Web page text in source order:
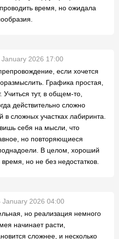
время, но ожидала
January 2026 17:00
если хочется
Графика простая,
тут, в общем-то,
действительно сложно
в сложных участках лабиринта.
себя на мысли, что
но повторяющиеся
В целом, хороший
время, но не без недостатков.
January 2026 04:00
но реализация немного
начинает расти,
сложнее, и несколько